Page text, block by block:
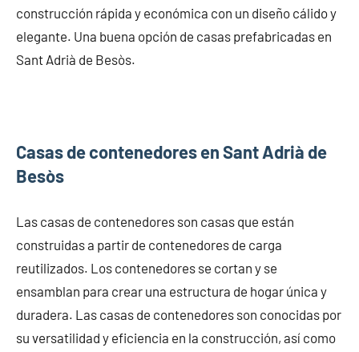
construcción rápida y económica con un diseño cálido y
elegante. Una buena opción de casas prefabricadas en
Sant Adrià de Besòs.
Casas de contenedores en Sant Adrià de
Besòs
Las casas de contenedores son casas que están
construidas a partir de contenedores de carga
reutilizados. Los contenedores se cortan y se
ensamblan para crear una estructura de hogar única y
duradera. Las casas de contenedores son conocidas por
su versatilidad y eficiencia en la construcción, así como